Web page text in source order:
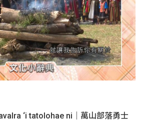
‘i tatolohae ni｜萬山部落勇士